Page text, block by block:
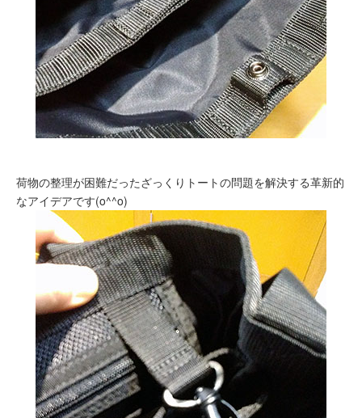
荷物の整理が困難だったざっくりトートの問題を解決する革新的
なアイデアです(o^^o)